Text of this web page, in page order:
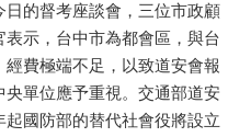
的督考座談會，三位市政顧
示，台中市為都會區，與台
費極端不足，以致道安會報
單位應予重視。交通部道安
國防部的替代社會役將設立